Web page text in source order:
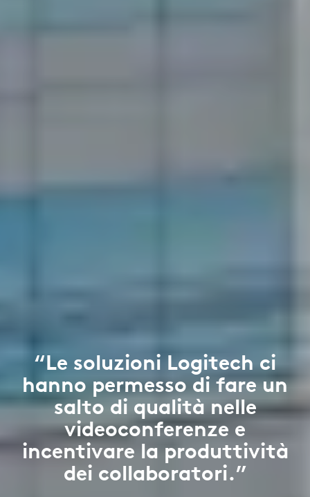
“Le soluzioni Logitech ci
hanno permesso di fare un
salto di qualità nelle
videoconferenze e
incentivare la produttività
dei collaboratori.”